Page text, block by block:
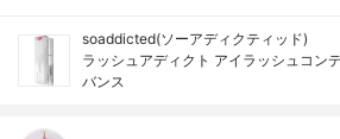
soaddicted(ソーアディクティッド)
ラッシュアディクト アイラッシュコン
バンス